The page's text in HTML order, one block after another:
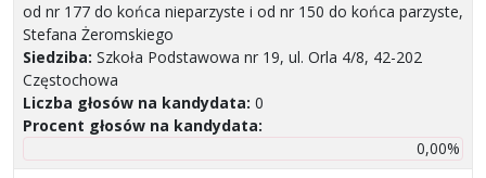
od nr 177 do końca nieparzyste i od nr 150 do końca parzyste,
Stefana Żeromskiego
Siedziba: Szkoła Podstawowa nr 19, ul. Orla 4/8, 42-202
Częstochowa
Liczba głosów na kandydata: 0
Procent głosów na kandydata:
0,00%